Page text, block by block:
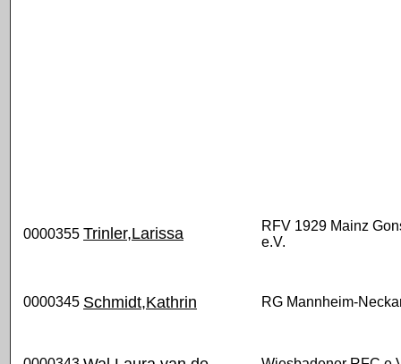
0000355 Trinler,Larissa
RFV 1929 Mainz
e.V.
0000345 Schmidt,Kathrin RG Mannheim-